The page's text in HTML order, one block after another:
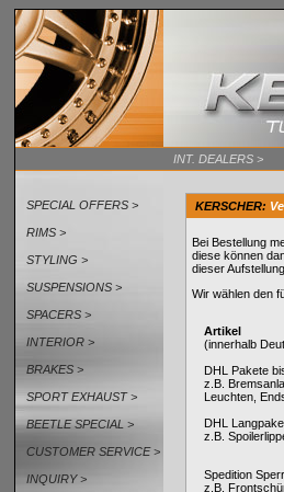
INT. DEALERS >
SPECIAL OFFERS >
RIMS >
STYLING >
SUSPENSIONS >
SPACERS >
INTERIOR >
BRAKES >
SPORT EXHAUST >
BEETLE SPECIAL >
CUSTOMER SERVICE >
INQUIRY >
KERSCHER:
Bei Bestellung
diese können
dieser
Wir wählen den
Artikel
(innerhalb
DHL Pakete
z.B.
Leuchten,
DHL
z.B.
Spedition
z.B.